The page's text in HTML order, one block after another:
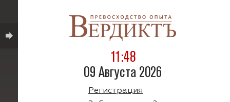
11:48
09 Августа 2026
Регистрация